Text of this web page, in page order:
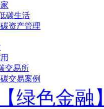
碳生活
碳资产管理
交易所
碳交易案例
绿色金融】